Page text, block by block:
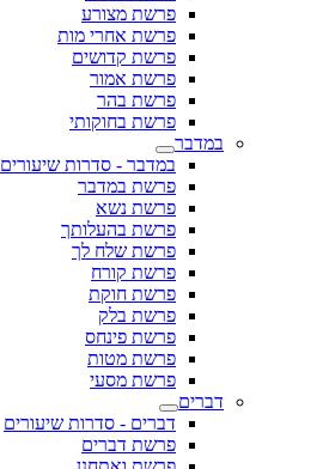
פרשת מצורע
פרשת אחרי מות
פרשת קדושים
פרשת אמור
פרשת בהר
פרשת בחוקותי
במדבר
במדבר - סדרות שיעורים
פרשת במדבר
פרשת נשא
פרשת בהעלותך
פרשת שלח לך
פרשת קורח
פרשת חוקת
פרשת בלק
פרשת פינחס
פרשת מטות
פרשת מסעי
דברים
דברים - סדרות שיעורים
פרשת דברים